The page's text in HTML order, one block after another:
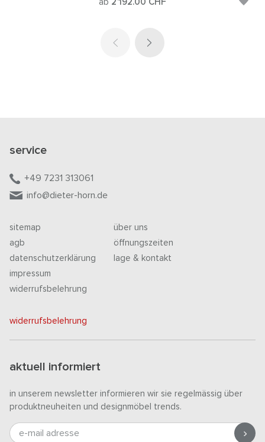
ab 2’192.00 CHF
service
+49 7231 313061
info@dieter-horn.de
sitemap
agb
datenschutzerklärung
impressum
widerrufsbelehrung
über uns
öffnungszeiten
lage & kontakt
widerrufsbelehrung
aktuell informiert
in unserem newsletter informieren wir sie regelmässig über
produktneuheiten und designmöbel trends.
e-mail adresse